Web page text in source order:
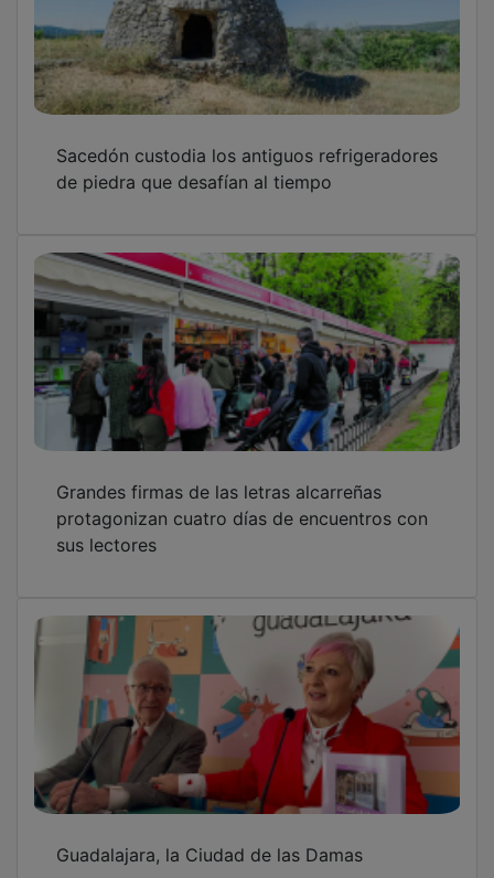
Grandes firmas de las letras alcarreñas
protagonizan cuatro días de encuentros con
sus lectores
Guadalajara, la Ciudad de las Damas
OTRAS NOTICIAS
GUADA TV MEDIA
PUBLICIDAD